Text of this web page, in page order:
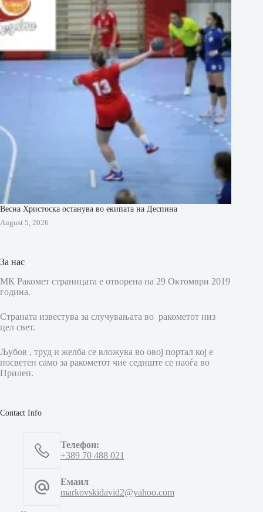
Весна Христоска останува во екипата на Деспина
August 5, 2026
За нас
МК Ракомет страницата е отворена на 29 Октомври 2019
година.
Страната известува за случувањата во ракометот низ
цел свет.
Љубов , труд и желба се вложува во овој портал кој е
посветен само за ракометот чие седиште се наоѓа во
Прилеп.
Contact Info
Телефон:
+389 70 488 021
Емаил
markovskidavid2@yahoo.com